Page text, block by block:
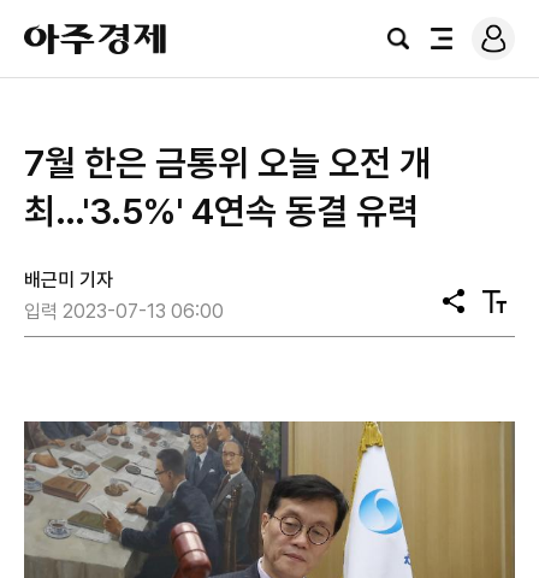
아
주
경
검
전
로
그
7월 한은 금통위 오늘 오전 개
최…'3.5%' 4연속 동결 유력
배근미 기자
입력 2023-07-13 06:00
공
유
텍
스